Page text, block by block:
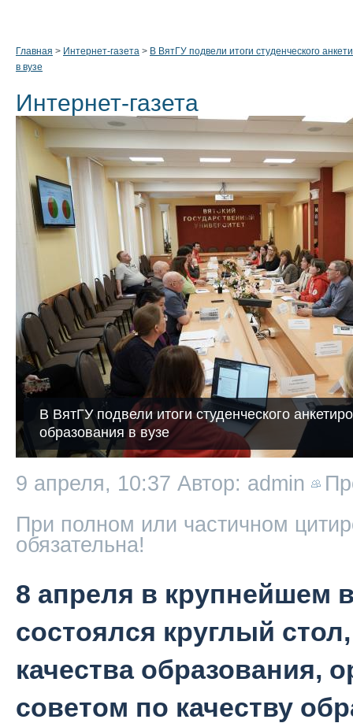
Главная > Интернет-газета > В ВятГУ подвели итоги студенческого
в вузе
Интернет-газета
В ВятГУ подвели итоги студенческого
образования в вузе
9 апреля, 10:37 Автор: admin
При полном или частичном
обязательна!
8 апреля в крупнейшем
состоялся круглый
качества образования,
советом по качеству